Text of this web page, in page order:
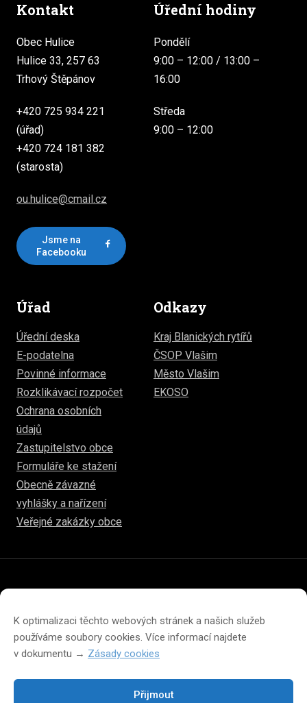
K optimalizaci těchto webových stránek a našich služeb
používáme soubory cookies. Více informací najdete
v dokumentu → Zásady cookies
Přijmout
Kontakt
Obec Hulice
Hulice 33, 257 63
Trhový Štěpánov
+420 725 934 221
(úřad)
+420 724 181 382
(starosta)
ou.hulice@cmail.cz
Jsme na
Facebooku
Úřední hodiny
Pondělí
9:00 – 12:00 / 13:00 –
16:00
Středa
9:00 – 12:00
Úřad
Úřední deska
E-podatelna
Povinné informace
Rozklikávací rozpočet
Ochrana osobních
údajů
Zastupitelstvo obce
Formuláře ke stažení
Obecně závazné
vyhlášky a nařízení
Veřejné zakázky obce
Odkazy
Kraj Blanických rytířů
ČSOP Vlašim
Město Vlašim
EKOSO
Prohlášení o přístupnosti
Prohlášení o ochraně soukromí
Zásady cookies (EU)